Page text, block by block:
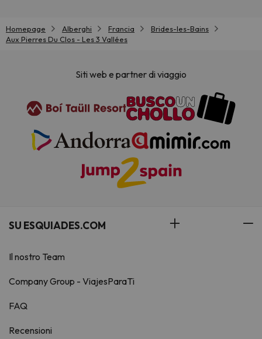
Homepage Alberghi Francia
Brides-les-Bains
Aux Pierres Du Clos - Les 3 Vallées
Siti web e partner di viaggio
SU ESQUIADES.COM
Il nostro Team
Company Group - ViajesParaTi
FAQ
Recensioni